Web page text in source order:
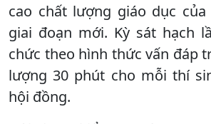
cao chất lượng giáo dục
giai đoạn mới. ​Kỳ sát hạch
chức theo hình thức vấn đáp
lượng 30 phút cho mỗi thí
hội đồng.